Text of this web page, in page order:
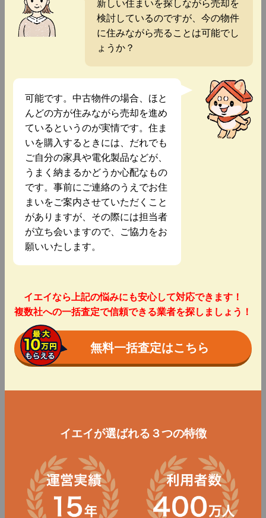
検討しているのですが、今の物件
に住みながら売ることは可能でし
ょうか？
可能です。中古物件の場合、ほと
んどの方が住みながら売却を進め
ているというのが実情です。住ま
いを購入するときには、だれでも
ご自分の家具や電化製品などが、
うまく納まるかどうか心配なもの
です。事前にご連絡のうえでお住
まいをご案内させていただくこと
がありますが、その際には担当者
が立ち会いますので、ご協力をお
願いいたします。
イエイなら上記の悩みにも安心して対応できます！
複数社への一括査定で信頼できる業者を探しましょう！
無料一括査定はこちら
イエイが選ばれる３つの特徴